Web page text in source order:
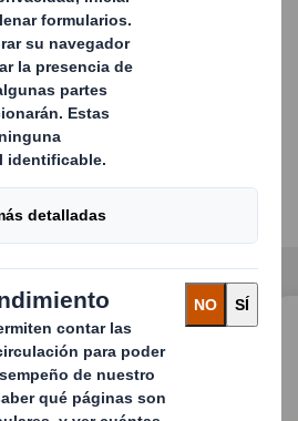
innovaciones
que responden
del